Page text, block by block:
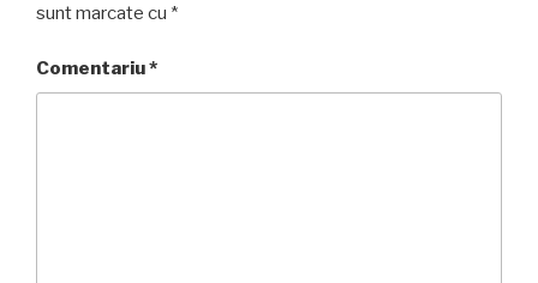
sunt marcate cu *
Comentariu*